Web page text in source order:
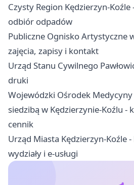
Czysty Region Kędzierzyn-Koźle
odbiór odpadów
Publiczne Ognisko Artystyczne
zajęcia, zapisy i kontakt
Urząd Stanu Cywilnego
druki
Wojewódzki Ośrodek
siedzibą w Kędzierzynie-Koźlu -
cennik
Urząd Miasta Kędzierzyn-Koźle
wydziały i e-usługi